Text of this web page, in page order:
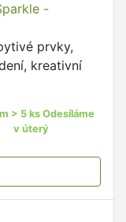
-
prvky,
kreativní
> 5 ks Odesíláme
v úterý